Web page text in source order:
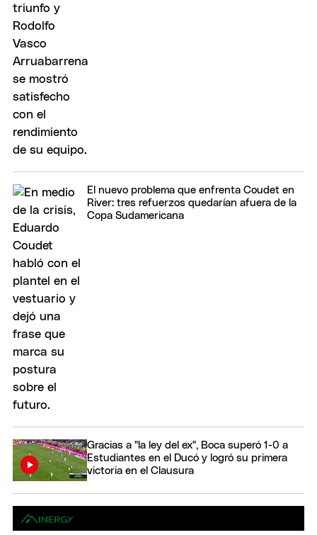
El nuevo problema que enfrenta Coudet en
River: tres refuerzos quedarían afuera de la
Copa Sudamericana
Gracias a "la ley del ex", Boca superó 1-0 a
Estudiantes en el Ducó y logró su primera
victoria en el Clausura